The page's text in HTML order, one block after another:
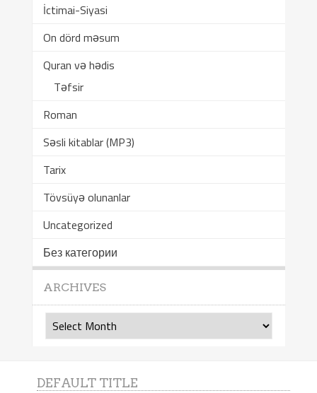
İctimai-Siyasi
On dörd məsum
Quran və hədis
Təfsir
Roman
Səsli kitablar (MP3)
Tarix
Tövsüyə olunanlar
Uncategorized
Без категории
ARCHIVES
Archives
DEFAULT TITLE